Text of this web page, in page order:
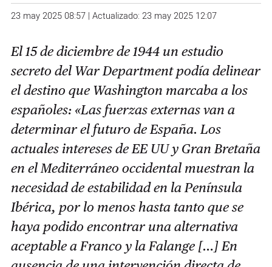
23 may 2025 08:57 | Actualizado: 23 may 2025 12:07
El 15 de diciembre de 1944 un estudio
secreto del War Department podía delinear
el destino que Washington marcaba a los
españoles: «Las fuerzas externas van a
determinar el futuro de España. Los
actuales intereses de EE UU y Gran Bretaña
en el Mediterráneo occidental muestran la
necesidad de estabilidad en la Península
Ibérica, por lo menos hasta tanto que se
haya podido encontrar una alternativa
aceptable a Franco y la Falange […] En